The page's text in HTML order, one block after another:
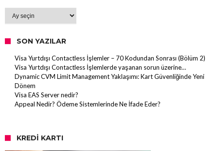
SON YAZILAR
Visa Yurtdışı Contactless İşlemler – 70 Kodundan Sonrası (Bölüm 2)
Visa Yurtdışı Contactless İşlemlerde yaşanan sorun üzerine…
Dynamic CVM Limit Management Yaklaşımı: Kart Güvenliğinde Yeni
Dönem
Visa EAS Server nedir?
Appeal Nedir? Ödeme Sistemlerinde Ne İfade Eder?
KREDI KARTI